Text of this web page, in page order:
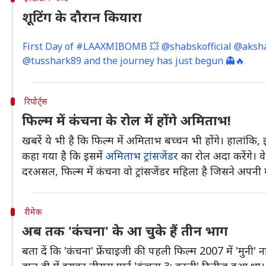
शूटिंग के दौरान कियारा
First Day of #LAAXMIBOMB 💥 @shabskofficial
@tusshark89 and the journey has just begun 👻🔥
रिपोर्ट्स
फिल्म में कंचना के रोल में होंगे अमिताभ!
खबरें ये भी है कि फिल्म में अमिताभ बच्चन भी होंगे। हालांकि,
कहा गया है कि इसमें अमिताभ ट्रांसजेंडर का रोल अदा करेंगे।
दरअसल, फिल्म में कंचना वो ट्रांसजेंडर महिला है जिसने
रीमेक
अब तक 'कंचना' के आ चुके हैं तीन भाग
बता दें कि 'कंचना' फ्रेंचाइजी की पहली फिल्म 2007 में 'मुनी'